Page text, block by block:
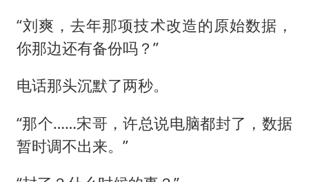
“刘爽，去年那项技术改造的原始数据，
你那边还有备份吗？”
电话那头沉默了两秒。
“那个……宋哥，许总说电脑都封了，数据
暂时调不出来。”